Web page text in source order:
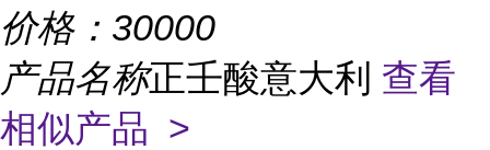
价格： 30000
产品名称正壬酸意大利 查看
相似产品 >